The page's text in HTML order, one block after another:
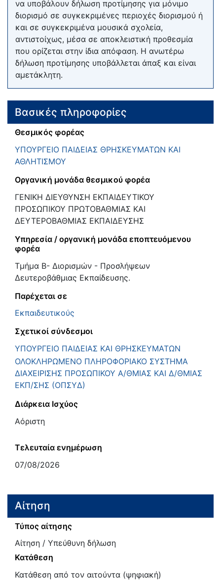
να υποβάλουν δήλωση προτίμησης για μόνιμο
διορισμό σε συγκεκριμένες περιοχές διορισμού ή
και σε συγκεκριμένα μουσικά σχολεία,
αντιστοίχως, μέσα σε αποκλειστική προθεσμία
που ορίζεται στην ίδια απόφαση. Η ανωτέρω
δήλωση προτίμησης υποβάλλεται άπαξ και είναι
αμετάκλητη.
Βασικές πληροφορίες
Θεσμικός φορέας
ΥΠΟΥΡΓΕΙΟ ΠΑΙΔΕΙΑΣ ΘΡΗΣΚΕΥΜΑΤΩΝ ΚΑΙ
ΑΘΛΗΤΙΣΜΟΥ
Οργανική μονάδα θεσμικού φορέα
ΓΕΝΙΚΗ ΔΙΕΥΘΥΝΣΗ ΕΚΠΑΙΔΕΥΤΙΚΟΥ
ΠΡΟΣΩΠΙΚΟΥ ΠΡΩΤΟΒΑΘΜΙΑΣ ΚΑΙ
ΔΕΥΤΕΡΟΒΑΘΜΙΑΣ ΕΚΠΑΙΔΕΥΣΗΣ
Υπηρεσία / οργανική μονάδα εποπτευόμενου
φορέα
Τμήμα Β- Διορισμών - Προσλήψεων
Δευτεροβάθμιας Εκπαίδευσης.
Παρέχεται σε
Εκπαιδευτικούς
Σχετικοί σύνδεσμοι
ΥΠΟΥΡΓΕΙΟ ΠΑΙΔΕΙΑΣ ΚΑΙ ΘΡΗΣΚΕΥΜΑΤΩΝ
ΟΛΟΚΛΗΡΩΜΕΝΟ ΠΛΗΡΟΦΟΡΙΑΚΟ ΣΥΣΤΗΜΑ
ΔΙΑΧΕΙΡΙΣΗΣ ΠΡΟΣΩΠΙΚΟΥ Α/ΘΜΙΑΣ ΚΑΙ Δ/ΘΜΙΑΣ
ΕΚΠ/ΣΗΣ (ΟΠΣΥΔ)
Διάρκεια Ισχύος
Αόριστη
Τελευταία ενημέρωση
07/08/2026
Αίτηση
Τύπος αίτησης
Αίτηση / Υπεύθυνη δήλωση
Κατάθεση
Κατάθεση από τον αιτούντα (ψηφιακή)